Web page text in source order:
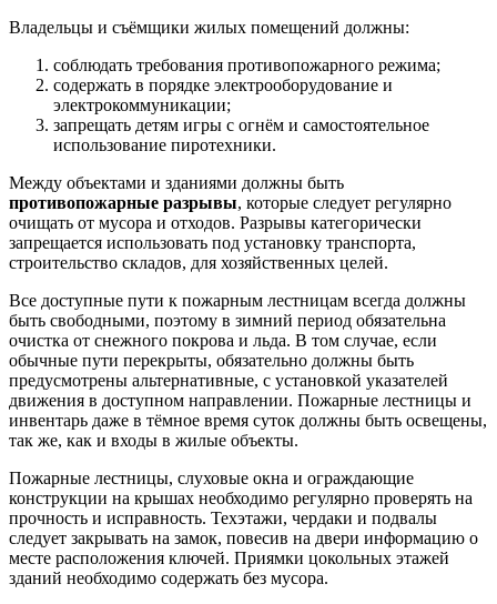
Владельцы и съёмщики жилых помещений должны:
соблюдать требования противопожарного режима;
содержать в порядке электрооборудование и
электрокоммуникации;
запрещать детям игры с огнём и самостоятельное
использование пиротехники.
Между объектами и зданиями должны быть
противопожарные разрывы, которые следует регулярно
очищать от мусора и отходов. Разрывы категорически
запрещается использовать под установку транспорта,
строительство складов, для хозяйственных целей.
Все доступные пути к пожарным лестницам всегда должны
быть свободными, поэтому в зимний период обязательна
очистка от снежного покрова и льда. В том случае, если
обычные пути перекрыты, обязательно должны быть
предусмотрены альтернативные, с установкой указателей
движения в доступном направлении. Пожарные лестницы и
инвентарь даже в тёмное время суток должны быть освещены,
так же, как и входы в жилые объекты.
Пожарные лестницы, слуховые окна и ограждающие
конструкции на крышах необходимо регулярно проверять на
прочность и исправность. Техэтажи, чердаки и подвалы
следует закрывать на замок, повесив на двери информацию о
месте расположения ключей. Приямки цокольных этажей
зданий необходимо содержать без мусора.